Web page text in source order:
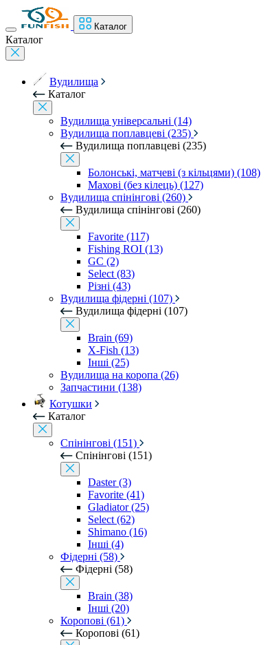
Каталог
Каталог
Вудилища
Каталог
Вудилища універсальні (14)
Вудилища поплавцеві (235)
Вудилища поплавцеві (235)
Болонські, матчеві (з кільцями) (108)
Махові (без кілець) (127)
Вудилища спінінгові (260)
Вудилища спінінгові (260)
Favorite (117)
Fishing ROI (13)
GC (2)
Select (83)
Різні (43)
Вудилища фідерні (107)
Вудилища фідерні (107)
Brain (69)
X-Fish (13)
Інші (25)
Вудилища на коропа (26)
Запчастини (138)
Котушки
Каталог
Спінінгові (151)
Спінінгові (151)
Daster (3)
Favorite (41)
Gladiator (25)
Select (62)
Shimano (16)
Інші (4)
Фідерні (58)
Фідерні (58)
Brain (38)
Інші (20)
Коропові (61)
Коропові (61)